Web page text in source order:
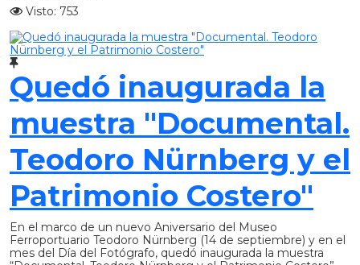
Visto: 753
Quedó inaugurada la
muestra "Documental.
Teodoro Nürnberg y el
Patrimonio Costero"
En el marco de un nuevo Aniversario del Museo
Ferroportuario Teodoro Nürnberg (14 de septiembre) y en el
mes del Día del Fotógrafo, quedó inaugurada la muestra